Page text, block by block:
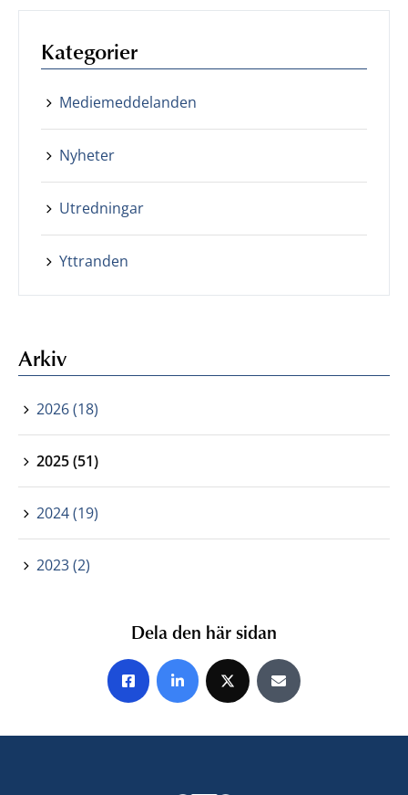
Kategorier
Mediemeddelanden
Nyheter
Utredningar
Yttranden
Arkiv
2026 (18)
2025 (51)
2024 (19)
2023 (2)
Dela den här sidan
Share on Facebook
Share on LinkedIn
Share on XShare by E-mail